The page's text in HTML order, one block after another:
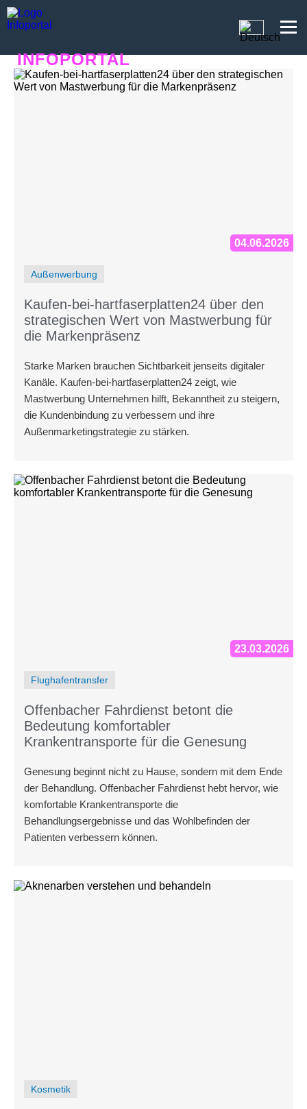
INFOPORTAL
NQ8
04.06.2026
Außenwerbung
Kaufen-bei-hartfaserplatten24 über den
strategischen Wert von Mastwerbung für
die Markenpräsenz
Starke Marken brauchen Sichtbarkeit jenseits digitaler
Kanäle. Kaufen-bei-hartfaserplatten24 zeigt, wie
Mastwerbung Unternehmen hilft, Bekanntheit zu steigern,
die Kundenbindung zu verbessern und ihre
Außenmarketingstrategie zu stärken.
23.03.2026
Flughafentransfer
Offenbacher Fahrdienst betont die
Bedeutung komfortabler
Krankentransporte für die Genesung
Genesung beginnt nicht zu Hause, sondern mit dem Ende
der Behandlung. Offenbacher Fahrdienst hebt hervor, wie
komfortable Krankentransporte die
Behandlungsergebnisse und das Wohlbefinden der
Patienten verbessern können.
Kosmetik